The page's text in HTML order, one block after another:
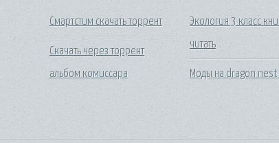
Смартстим скачать торрент
Скачать через торрент
альбом комиссара
Экология 3 класс
читать
Моды на dragon